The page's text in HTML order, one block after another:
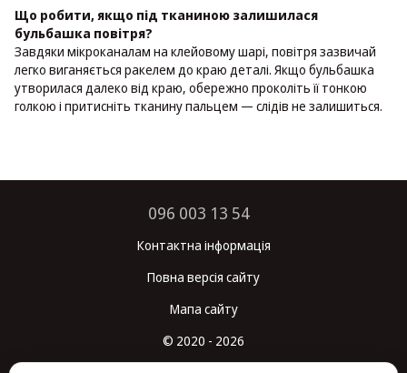
Що робити, якщо під тканиною залишилася
бульбашка повітря?
Завдяки мікроканалам на клейовому шарі, повітря зазвичай
легко виганяється ракелем до краю деталі. Якщо бульбашка
утворилася далеко від краю, обережно проколіть її тонкою
голкою і притисніть тканину пальцем — слідів не залишиться.
096 003 13 54
Контактна інформація
Повна версія сайту
Мапа сайту
© 2020 - 2026